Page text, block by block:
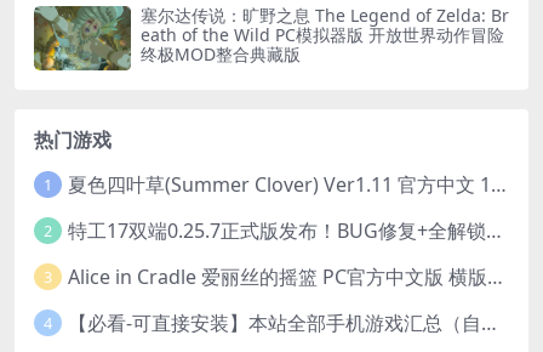
塞尔达传说：旷野之息 The Legend of Zelda: Br
eath of the Wild PC模拟器版 开放世界动作冒险
终极MOD整合典藏版
热门游戏
1 夏色四叶草(Summer Clover) Ver1.11 官方中文 1+4.35G 全CG 有CV 百度盘版本
2 特工17双端0.25.7正式版发布！BUG修复+全解锁存档+赞助码合集（安卓/PC/中文/动态）
3 Alice in Cradle 爱丽丝的摇篮 PC官方中文版 横版动作ACT 手绘幻想风 v0.29g 完整体验版
4 【必看-可直接安装】本站全部手机游戏汇总（自带修改器MOD）